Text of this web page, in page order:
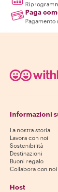
Paga
Pagamento
Informazioni
La nostra storia
Lavora con noi
Sostenibilità
Destinazioni
Buoni regalo
Collabora con noi
Host